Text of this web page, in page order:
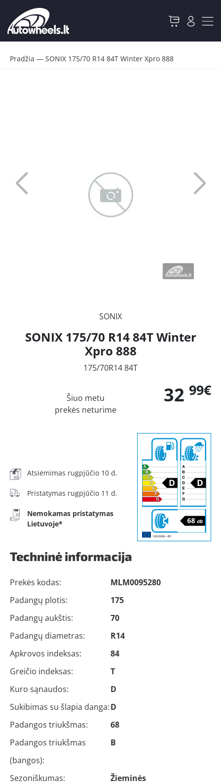
Pradžia — SONIX 175/70 R14 84T Winter Xpro 888
SONIX
SONIX 175/70 R14 84T Winter
Xpro 888
175/70R14 84T
32 99€
Šiuo metu
prekės neturime
Atsiėmimas rugpjūčio 10 d.
Pristatymas rugpjūčio 11 d.
Nemokamas pristatymas
Lietuvoje*
Techninė informacija
Prekės kodas:
MLM0095280
Padangų plotis:
175
Padangų aukštis:
70
Padangų diametras:
R14
Apkrovos indeksas:
84
Greičio indeksas:
T
Kuro sąnaudos:
D
Sukibimas su šlapia danga:D
Padangos triukšmas:
68
Padangos triukšmas
(bangos):
B
Sezoniškumas: Žieminės